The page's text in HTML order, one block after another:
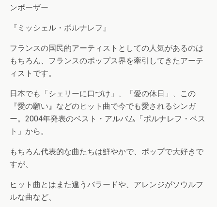
ンポーザー
『ミッシェル・ポルナレフ』
フランスの国民的アーティストとしての人気があるのは
もちろん、フランスのポップス界を牽引してきたアーテ
ィストです。
日本でも「シェリーに口づけ」、「愛の休日」、この
『愛の願い』などのヒット曲で今でも愛されるシンガ
ー。2004年発表のベスト・アルバム「ポルナレフ・ベス
ト」から。
もちろん代表的な曲たちは鮮やかで、ポップで大好きで
すが、
ヒット曲とはまた違うバラードや、アレンジがソウルフ
ルな曲など、